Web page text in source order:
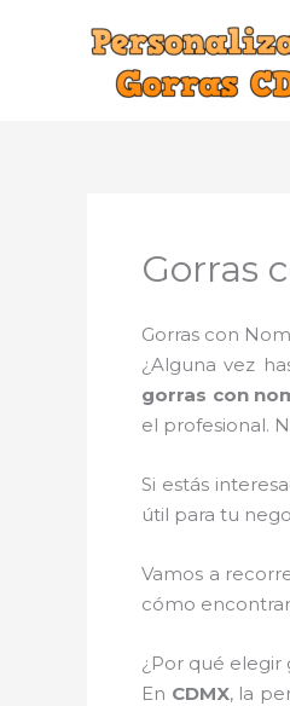
Gorras
Gorras con
¿Alguna vez
gorras con
el profesional.
Si estás
útil para tu
Vamos a
cómo
¿Por qué elegir
En CDMX, la